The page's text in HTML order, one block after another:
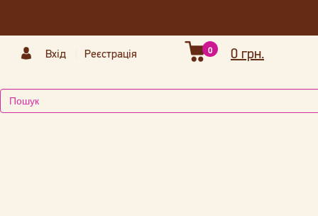
Вхід Реєстрація 0 грн.
0